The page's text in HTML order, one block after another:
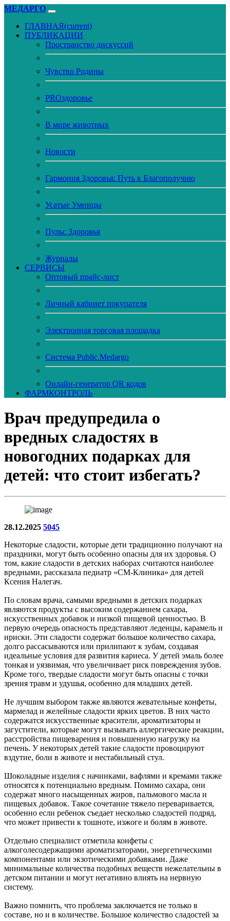
МЕДАРГО
ГЛАВНАЯ(current)
ПУБЛИКАЦИИ
Пространство дискуссий
Чувство Родины
PROздоровье
В мире животных
Новости
Гармония Здоровья: Путь к Благополучию
Усатые Умницы
Пульс Здоровья
Журналы
CЕРВИСЫ
Оптовый прайс-лист
Личный кабинет покупателя
Электронная торговая площадка
Система Public.Medargo
Онлайн-генератор QR кодов
ФАРМКОНТРОЛЬ
Врач предупредила о
вредных сладостях в
новогодних подарках для
детей: что стоит избегать?
28.12.2025 5045
Некоторые сладости, которые дети традиционно получают на
праздники, могут быть особенно опасны для их здоровья. О
том, какие сладости в детских наборах считаются наиболее
вредными, рассказала педиатр «СМ-Клиника» для детей
Ксения Налегач.
По словам врача, самыми вредными в детских подарках
являются продукты с высоким содержанием сахара,
искусственных добавок и низкой пищевой ценностью. В
первую очередь опасность представляют леденцы, карамель и
ириски. Эти сладости содержат большое количество сахара,
долго рассасываются или прилипают к зубам, создавая
идеальные условия для развития кариеса. У детей эмаль более
тонкая и уязвимая, что увеличивает риск повреждения зубов.
Кроме того, твердые сладости могут быть опасны с точки
зрения травм и удушья, особенно для младших детей.
Не лучшим выбором также являются жевательные конфеты,
мармелад и желейные сладости ярких цветов. В них часто
содержатся искусственные красители, ароматизаторы и
загустители, которые могут вызывать аллергические реакции,
расстройства пищеварения и повышенную нагрузку на
печень. У некоторых детей такие сладости провоцируют
вздутие, боли в животе и нестабильный стул.
Шоколадные изделия с начинками, вафлями и кремами также
относятся к потенциально вредным. Помимо сахара, они
содержат много насыщенных жиров, пальмового масла и
пищевых добавок. Такое сочетание тяжело переваривается,
особенно если ребенок съедает несколько сладостей подряд,
что может привести к тошноте, изжоге и болям в животе.
Отдельно специалист отметила конфеты с
алкоголесодержащими ароматизаторами, энергетическими
компонентами или экзотическими добавками. Даже
минимальные количества подобных веществ нежелательны в
детском питании и могут негативно влиять на нервную
систему.
Важно помнить, что проблема заключается не только в
составе, но и в количестве. Большое количество сладостей за